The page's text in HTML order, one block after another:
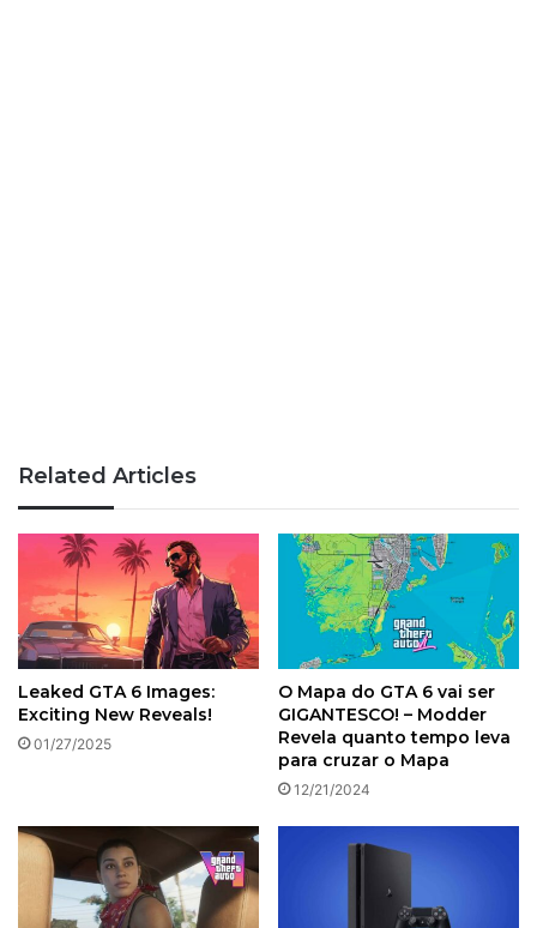
Related Articles
Leaked GTA 6 Images:
Exciting New Reveals!
01/27/2025
O Mapa do GTA 6 vai ser
GIGANTESCO! – Modder
Revela quanto tempo leva
para cruzar o Mapa
12/21/2024